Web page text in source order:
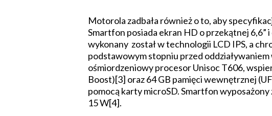
Motorola zadbała również o to, aby
Smartfon posiada ekran HD o przekątnej
wykonany został w technologii LCD IPS, a
podstawowym stopniu przed
ośmiordzeniowy procesor Unisoc T606,
Boost)[3] oraz 64 GB pamięci wewnętrznej
pomocą karty microSD. Smartfon
15 W[4].